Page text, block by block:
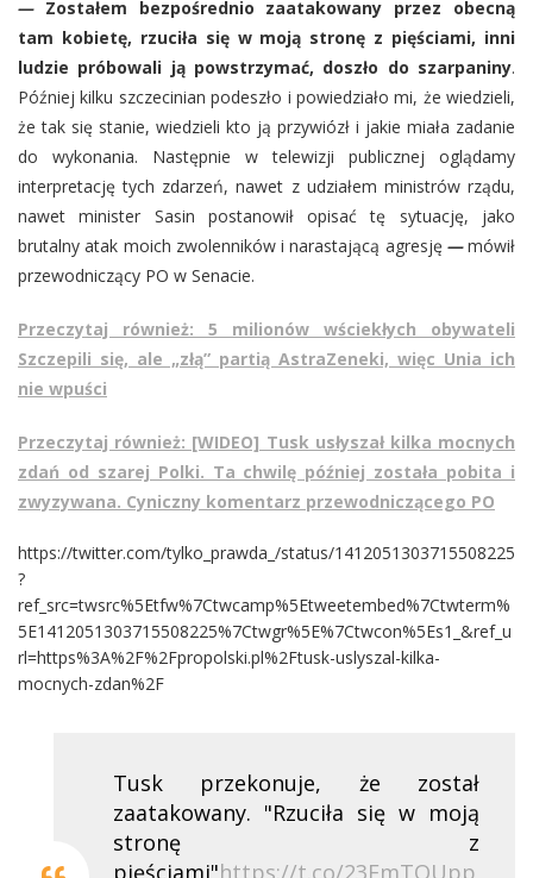
— Zostałem bezpośrednio zaatakowany przez obecną
tam kobietę, rzuciła się w moją stronę z pięściami, inni
ludzie próbowali ją powstrzymać, doszło do szarpaniny.
Później kilku szczecinian podeszło i powiedziało mi, że wiedzieli,
że tak się stanie, wiedzieli kto ją przywiózł i jakie miała zadanie
do wykonania. Następnie w telewizji publicznej oglądamy
interpretację tych zdarzeń, nawet z udziałem ministrów rządu,
nawet minister Sasin postanowił opisać tę sytuację, jako
brutalny atak moich zwolenników i narastającą agresję —mówił
przewodniczący PO w Senacie.
Przeczytaj również: 5 milionów wściekłych obywateli
Szczepili się, ale „złą” partią AstraZeneki, więc Unia ich
nie wpuści
Przeczytaj również: [WIDEO] Tusk usłyszał kilka mocnych
zdań od szarej Polki. Ta chwilę później została pobita i
zwyzywana. Cyniczny komentarz przewodniczącego PO
https://twitter.com/tylko_prawda_/status/1412051303715508225
?
ref_src=twsrc%5Etfw%7Ctwcamp%5Etweetembed%7Ctwterm%
5E1412051303715508225%7Ctwgr%5E%7Ctwcon%5Es1_&ref_u
rl=https%3A%2F%2Fpropolski.pl%2Ftusk-uslyszal-kilka-
mocnych-zdan%2F
Tusk przekonuje, że został
zaatakowany. "Rzuciła się w moją
stronę z